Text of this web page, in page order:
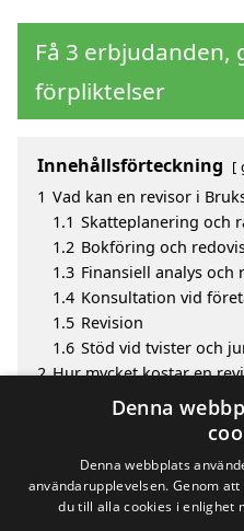
Få 3 erbjudanden,
förpliktelser
Innehållsförteckning
1 Vad kan en revisor i
1.1 Skatteplanering och
1.2 Bokföring och
1.3 Finansiell analys och
1.4 Konsultation vid
1.5 Revision
1.6 Stöd vid tvister och
2 Hur mycket kostar en
Fördelar med att välja
Sök efter en skicklig
Denna
Denna webbplats
användarupplevelsen. Genom
du till alla cookies i enlighet